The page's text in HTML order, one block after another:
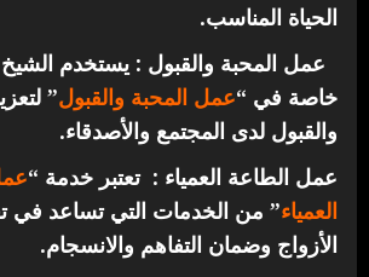
الحياة المناسب.
عمل المحبة والقبول : يستخدم الشيخ
خاصة في “عمل المحبة والقبول”
والقبول لدى المجتمع والأصدقاء.
عمل الطاعة العمياء : تعتبر خدمة “
العمياء” من الخدمات التي تساعد في
الأزواج وضمان التفاهم والانسجام.